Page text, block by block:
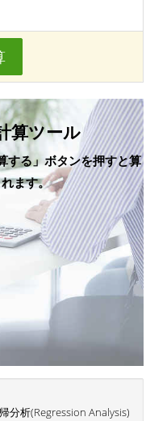
算ツール
する」ボタンを押すと算
ます。
分析(Regression Analysis)